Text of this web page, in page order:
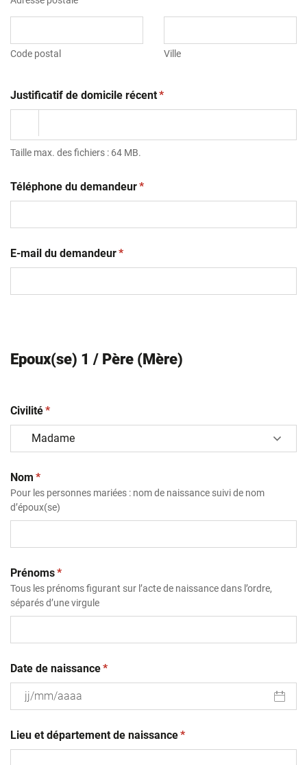
Code postal Ville
Justificatif de domicile récent(obligatoire)
*
Taille max. des fichiers : 64 MB.
Téléphone du demandeur(obligatoire)
*
E-mail du demandeur(obligatoire)
*
Epoux(se) 1 / Père (Mère)
Civilité(obligatoire)
*
Nom (obligatoire)
*
Pour les personnes mariées : nom de naissance suivi de nom
d’époux(se)
Prénoms(obligatoire)
*
Tous les prénoms figurant sur l’acte de naissance dans l’ordre,
séparés d’une virgule
Date de naissance(obligatoire)
*
slash
MM
Lieu et département de naissance(obligatoire)
*